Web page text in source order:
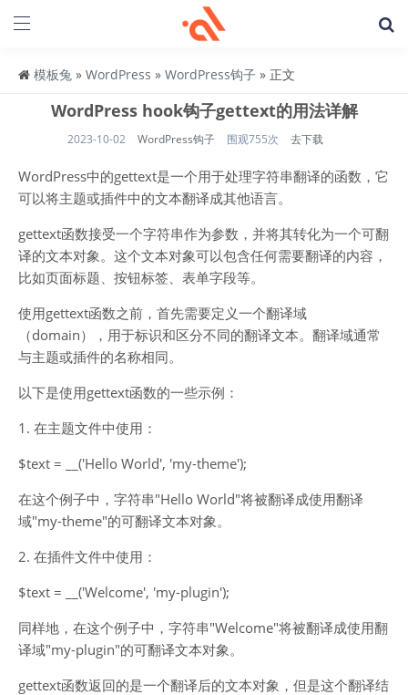
模板兔 » WordPress » WordPress钩子 » 正文
WordPress hook钩子gettext的用法详解
2023-10-02 WordPress钩子 围观755次 去下载
WordPress中的gettext是一个用于处理字符串翻译的函数，它
可以将主题或插件中的文本翻译成其他语言。
gettext函数接受一个字符串作为参数，并将其转化为一个可翻
译的文本对象。这个文本对象可以包含任何需要翻译的内容，
比如页面标题、按钮标签、表单字段等。
使用gettext函数之前，首先需要定义一个翻译域
（domain），用于标识和区分不同的翻译文本。翻译域通常
与主题或插件的名称相同。
以下是使用gettext函数的一些示例：
1. 在主题文件中使用：
$text = __('Hello World', 'my-theme');
在这个例子中，字符串"Hello World"将被翻译成使用翻译
域"my-theme"的可翻译文本对象。
2. 在插件文件中使用：
$text = __('Welcome', 'my-plugin');
同样地，在这个例子中，字符串"Welcome"将被翻译成使用翻
译域"my-plugin"的可翻译文本对象。
gettext函数返回的是一个翻译后的文本对象，但是这个翻译结